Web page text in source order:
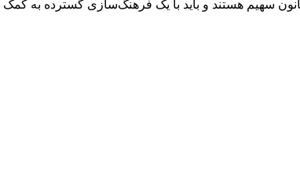
سهیم هستند و باید با یک فرهنگ‌سازی گسترده به کمک